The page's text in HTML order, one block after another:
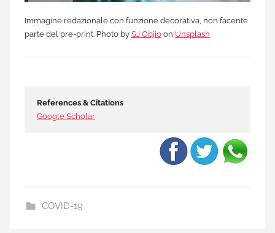
Immagine redazionale con funzione decorativa, non facente
parte del pre-print. Photo by SJ Objio on Unsplash
References & Citations
Google Scholar
COVID-19